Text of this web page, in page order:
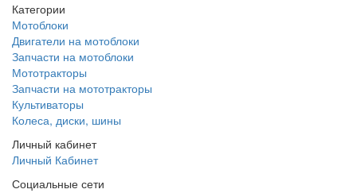
Категории
Мотоблоки
Двигатели на мотоблоки
Запчасти на мотоблоки
Мототракторы
Запчасти на мототракторы
Культиваторы
Колеса, диски, шины
Личный кабинет
Личный Кабинет
Социальные сети